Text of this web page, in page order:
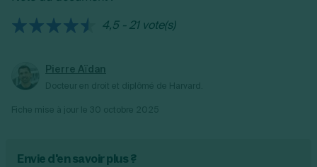
4,5 - 21 vote(s)
Pierre Aïdan
Envie d'en savoir plus ?